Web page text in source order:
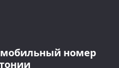
номер